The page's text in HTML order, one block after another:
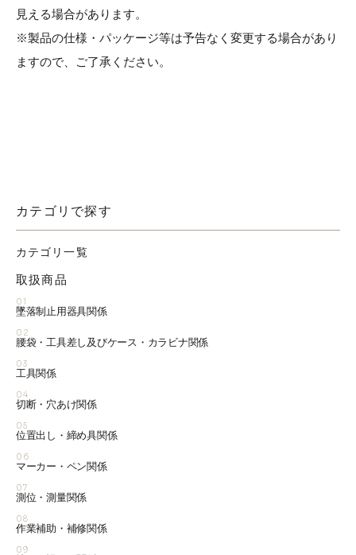
見える場合があります。
※製品の仕様・パッケージ等は予告なく変更する場合があり
ますので、ご了承ください。
カテゴリで探す
カテゴリ一覧
取扱商品
01
墜落制止用器具関係
02
腰袋・工具差し及びケース・カラビナ関係
03
工具関係
04
切断・穴あけ関係
05
位置出し・締め具関係
06
マーカー・ペン関係
07
測位・測量関係
08
作業補助・補修関係
09